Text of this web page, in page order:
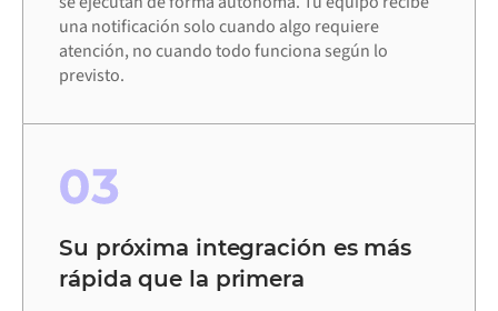
una notificación solo cuando algo requiere
atención, no cuando todo funciona según lo
previsto.
03
Su próxima integración es más
rápida que la primera